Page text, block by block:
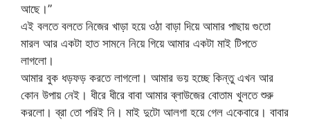
আছে।”
এই বলতে বলতে নিজের খাড়া হয়ে ওঠা বাড়া দিয়ে আমার পাছায় গুতো
মারল আর একটা হাত সামনে নিয়ে গিয়ে আমার একটা মাই টিপতে
লাগলো।
আমার বুক ধড়ফড় করতে লাগলো। আমার ভয় হচ্ছে কিন্তু এখন আর
কোন উপায় নেই। ধীরে ধীরে বাবা আমার ব্লাউজের বোতাম খুলতে শুরু
করলো। ব্রা তো পরিই নি। মাই দুটো আলগা হয়ে গেল একেবারে। বাবার